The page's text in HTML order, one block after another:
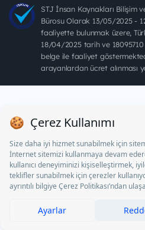
STJ İnsan Kaynakları Bilişim
Bürosu Olarak 13/05/2025 -
faaliyette bulunmak üzere,
18/04/2025 tarih ve 18095710
belge ile faaliyet
arayanlardan ücret alınması